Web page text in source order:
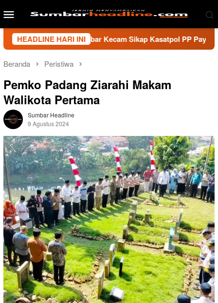
ke
Menu
Mobile
HEADLINE HARI INI
Sumbar Kecam Sikap Kasatpol PP Payakumbuh,
Beranda Peristiwa
Pemko Padang Ziarahi Makam
Walikota Pertama
Sumbar Headline
9 Agustus 2024